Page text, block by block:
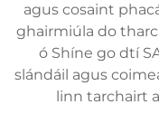
agus cosaint
ghairmiúla do
ó Shíne go dtí
slándáil agus
linn tarchairt